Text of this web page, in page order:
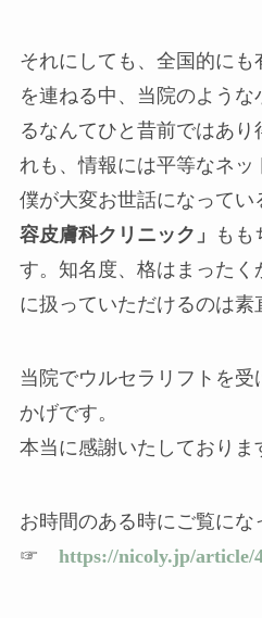
それにしても、全国的にも
を連ねる中、当院のよう
るなんてひと昔前ではあり
れも、情報には平等なネッ
僕が大変お世話になってい
容皮膚科クリニック」
もも
す。知名度、格はまったく
に扱っていただけるのは素
当院でウルセラリフトを
かげです。
本当に感謝いたしておりま
お時間のある時にご覧にな
☞ https://nicoly.jp/article/